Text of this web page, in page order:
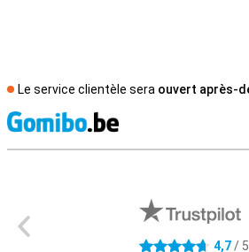
Le service clientèle sera ouvert après-
4.7 étoiles 4,7/